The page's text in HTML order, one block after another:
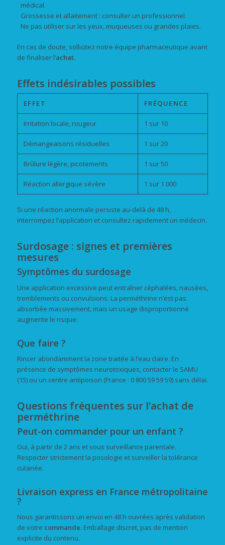
médical.
Grossesse et allaitement : consulter un professionnel.
Ne pas utiliser sur les yeux, muqueuses ou grandes plaies.
En cas de doute, sollicitez notre équipe pharmaceutique avant
de finaliser l’achat.
Effets indésirables possibles
EFFET FRÉQUENCE
Irritation locale, rougeur 1 sur 10
Démangeaisons résiduelles 1 sur 20
Brûlure légère, picotements 1 sur 50
Réaction allergique sévère 1 sur 1 000
Si une réaction anormale persiste au-delà de 48 h,
interrompez l’application et consultez rapidement un médecin.
Surdosage : signes et premières
mesures
Symptômes du surdosage
Une application excessive peut entraîner céphalées, nausées,
tremblements ou convulsions. La perméthrine n’est pas
absorbée massivement, mais un usage disproportionné
augmente le risque.
Que faire ?
Rincer abondamment la zone traitée à l’eau claire. En
présence de symptômes neurotoxiques, contacter le SAMU
(15) ou un centre antipoison (France : 0 800 59 59 59) sans délai.
Questions fréquentes sur l’achat de
perméthrine
Peut-on commander pour un enfant ?
Oui, à partir de 2 ans et sous surveillance parentale.
Respecter strictement la posologie et surveiller la tolérance
cutanée.
Livraison express en France métropolitaine
?
Nous garantissons un envoi en 48 h ouvrées après validation
de votre commande. Emballage discret, pas de mention
explicite du contenu.